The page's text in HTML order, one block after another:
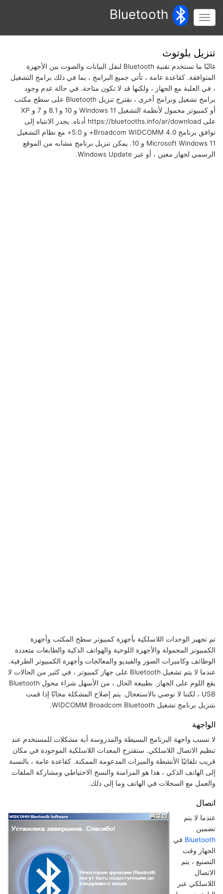
المحتوى
Toggle
Bluetooth
تنزيل بلوتوث
غالبًا ما تستخدم تقنية Bluetooth لنقل البيانات والصوت بين الأجهزة
المتوافقة. كقاعدة عامة ، تأتي جميع البرامج ، بما في ذلك برامج التشغيل
، في العلبة مع الجهاز ، ولكنها قد لا تكون متاحة. في حالة عدم وجود
برامج تشغيل وبرامج أخرى ، نقترح تنزيل Bluetooth على سطح مكتب
أو كمبيوتر محمول لأنظمة التشغيل Windows 11 و 10 و 8.1 و 7 و XP
على https://bluetooths.info/ar/download أدناه. يجدر الانتباه إلى
توافق برنامج Broadcom WIDCOMM 4.0+ و 5.0+ مع نظام التشغيل
Microsoft Windows 11 و 10. يمكن تنزيل برنامج مشابه من الموقع
الرسمي لجهاز معين ، أو عبر Windows Update.
تم تجهيز الوحدات اللاسلكية بأجهزة كمبيوتر سطح المكتب وأجهزة
الكمبيوتر المحمولة والأجهزة اللوحية والهواتف الذكية والطابعات متعددة
الوظائف وكاميرات الصور والفيديو والمعالجات وأجهزة الكمبيوتر الطرفية.
عندما لا يتم تشغيل Bluetooth على جهاز كمبيوتر ، في كثير من الحالات لا
يقع اللوم على الجهاز. بطبيعة الحال ، من الأسهل شراء محول Bluetooth
USB ، لكننا لا نوصي بالاستعجال. يتم إصلاح المشكلة مجانًا إذا قمت
بتنزيل برنامج تشغيل WIDCOMM Broadcom Bluetooth.
الواجهة
لا تسبب واجهة البرنامج البسيطة والمدروسة أية مشكلات للمستخدم عند
تنظيم الاتصال اللاسلكي. ستقترح المعدات اللاسلكية الموجودة في مكان
قريب تلقائيًا الأنشطة والميزات المدعومة الممكنة. كقاعدة عامة ، بالنسبة
إلى الهاتف الذكي ، هذا هو المزامنة والنسخ الاحتياطي ومشاركة الملفات
والعمل مع السجلات في الهاتف وما إلى ذلك.
اتصال
عندما لا يتم
تضمين
Bluetooth في
الجهاز وقت
التصنيع ، يتم
الاتصال
اللاسلكي عبر